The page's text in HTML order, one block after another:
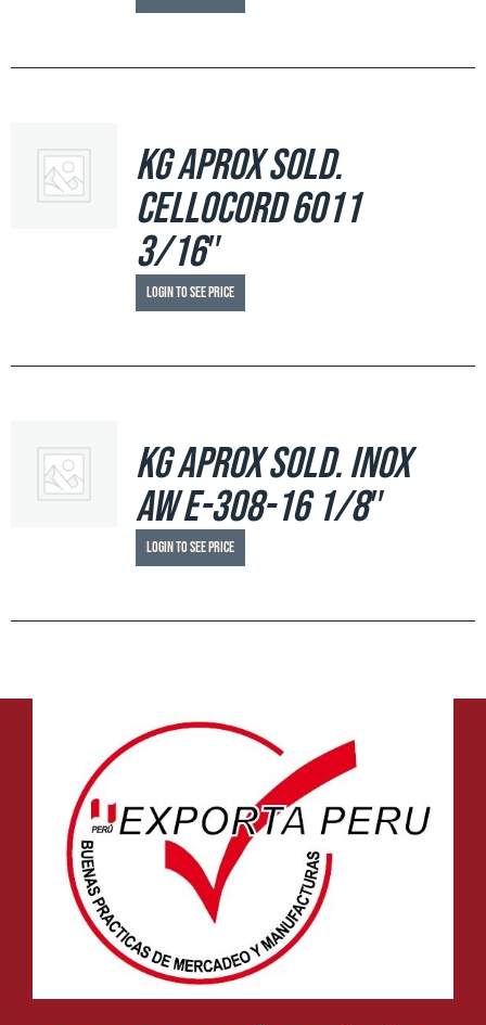
Kg aprox sold.
Cellocord 6011
3/16″
Login to see price
Kg aprox sold. Inox
AW E-308-16 1/8″
Login to see price